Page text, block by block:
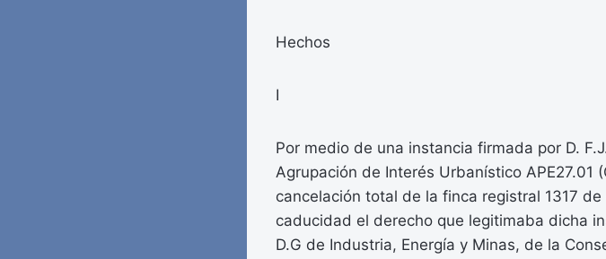
Hechos
I
Por medio de una instancia firmada por D.
Agrupación de Interés Urbanístico APE27.01
cancelación total de la finca registral 1317
caducidad el derecho que legitimaba dicha
D.G de Industria, Energía y Minas, de la